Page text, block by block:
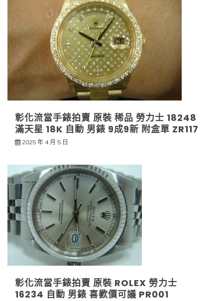
彰化流當手錶拍賣 原裝 稀品 勞力士 18248
滿天星 18K 自動 男錶 9成9新 附盒單 ZR117
2025 年 4 月 5 日
彰化流當手錶拍賣 原裝 ROLEX 勞力士
16234 自動 男錶 喜歡價可議 PR001